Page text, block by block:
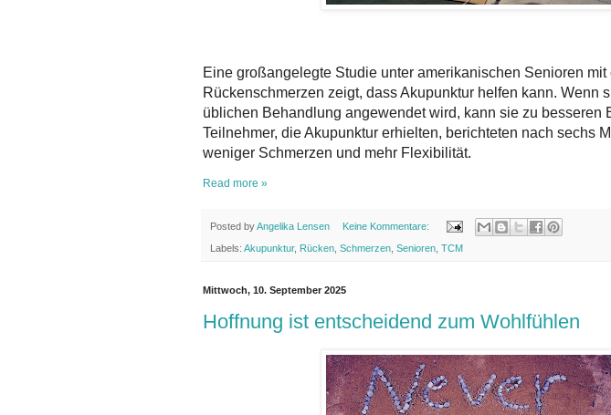
Eine großangelegte Studie unter amerikanischen Senioren mit
Rückenschmerzen zeigt, dass Akupunktur helfen kann. Wenn
üblichen Behandlung angewendet wird, kann sie zu besseren
Teilnehmer, die Akupunktur erhielten, berichteten nach sechs
weniger Schmerzen und mehr Flexibilität.
Read more »
Posted byAngelika Lensen Keine Kommentare:
Labels: Akupunktur, Rücken Schmerzen Senioren TCM
Mittwoch, 10. September 2025
Hoffnung ist entscheidend zum Wohlfühlen